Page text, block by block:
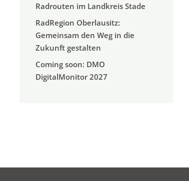
Radrouten im Landkreis Stade
RadRegion Oberlausitz:
Gemeinsam den Weg in die
Zukunft gestalten
Coming soon: DMO
DigitalMonitor 2027